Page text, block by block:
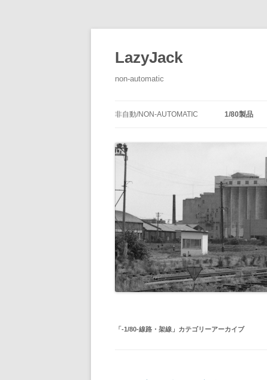
LazyJack
non-automatic
非自動/NON-AUTOMATIC
腕木式
各地の
閉塞装置 通票受
通票通
備につ
通票受
通票授
旧国鉄
旧国鉄
連動装置 第１種
第１種
第２種機
機械式
鉄管伝
転てつ装置 転てつ
1/80製品
-1/80-単灯
-1/80-多灯形
-1/80-停車場
-1/80-線路・
-1/80-客車
-1/80-気動車
「-1/80-線路・架線 」カテゴリーアーカイブ